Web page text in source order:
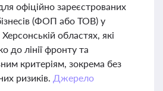
офіційно зареєстрованих
(ФОП або ТОВ) у
областях, які
до лінії фронту та
критеріям, зокрема без
ризиків. Джерело